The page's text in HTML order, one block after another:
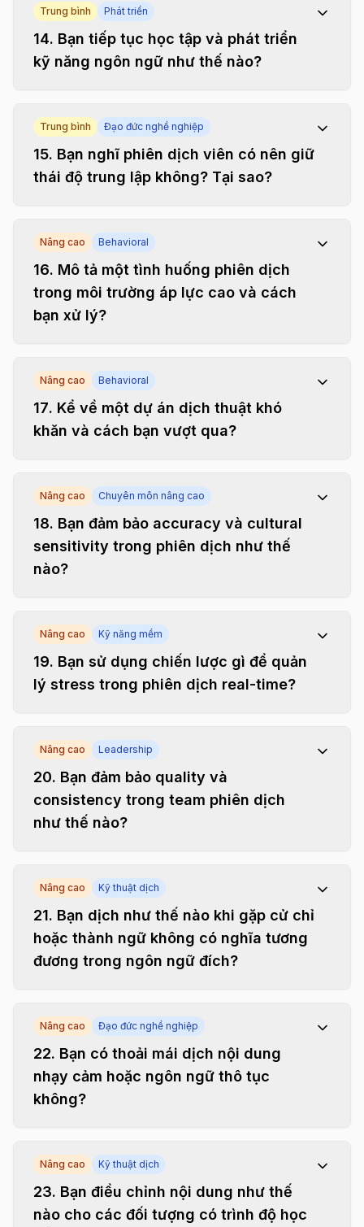
Trung bình Phát triển
14. Bạn tiếp tục học tập và phát triển
kỹ năng ngôn ngữ như thế nào?
Trung bình Đạo đức nghề nghiệp
15. Bạn nghĩ phiên dịch viên có nên giữ
thái độ trung lập không? Tại sao?
Nâng cao Behavioral
16. Mô tả một tình huống phiên dịch
trong môi trường áp lực cao và cách
bạn xử lý?
Nâng cao Behavioral
17. Kể về một dự án dịch thuật khó
khăn và cách bạn vượt qua?
Nâng cao Chuyên môn nâng cao
18. Bạn đảm bảo accuracy và cultural
sensitivity trong phiên dịch như thế
nào?
Nâng cao Kỹ năng mềm
19. Bạn sử dụng chiến lược gì để quản
lý stress trong phiên dịch real-time?
Nâng cao Leadership
20. Bạn đảm bảo quality và
consistency trong team phiên dịch
như thế nào?
Nâng cao Kỹ thuật dịch
21. Bạn dịch như thế nào khi gặp cử chỉ
hoặc thành ngữ không có nghĩa tương
đương trong ngôn ngữ đích?
Nâng cao Đạo đức nghề nghiệp
22. Bạn có thoải mái dịch nội dung
nhạy cảm hoặc ngôn ngữ thô tục
không?
Nâng cao Kỹ thuật dịch
23. Bạn điều chỉnh nội dung như thế
nào cho các đối tượng có trình độ học